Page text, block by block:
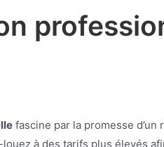
fascine par la promesse
à des tarifs plus élevés